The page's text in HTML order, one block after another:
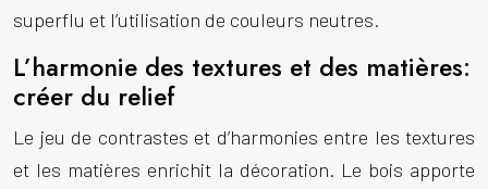
superflu et l’utilisation de couleurs neutres.
L’harmonie des textures et des matières:
créer du relief
Le jeu de contrastes et d’harmonies entre les textures
et les matières enrichit la décoration. Le bois apporte